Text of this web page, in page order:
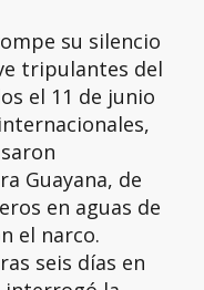
su silencio
tripulantes del
el 11 de junio
Guayana, de
en aguas de
el narco.
seis días en